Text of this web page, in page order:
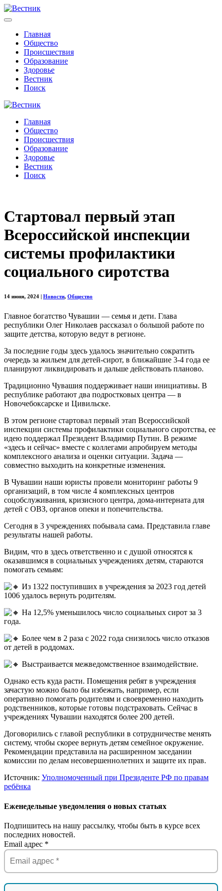
Главная
Общество
Происшествия
Образование
Здоровье
Вестник
Поиск
Главная
Общество
Происшествия
Образование
Здоровье
Вестник
Поиск
Стартовал первый этап
Всероссийской инспекции
системы профилактики
социального сиротства
14 июня, 2024 Новости, Общество
Главное богатство Чувашии — семья и дети. Глава
республики Олег Николаев рассказал о большой работе по
защите детства, которую ведут в регионе.
За последние годы здесь удалось значительно сократить
очередь за жильем для детей-сирот, в ближайшие 3-4 года ее
планируют ликвидировать и дальше действовать планово.
Традиционно Чувашия поддерживает наши инициативы. В
республике работают два подростковых центра — в
Новочебоксарске и Цивильске.
В этом регионе стартовал первый этап Всероссийской
инспекции системы профилактики социального сиротства, ее
идею поддержал Президент Владимир Путин. В режиме
«здесь и сейчас» вместе с коллегами апробируем методы
комплексного анализа и оценки ситуации. Задача —
совместно выходить на конкретные изменения.
В Чувашии наши юристы провели мониторинг работы 9
организаций, в том числе 4 комплексных центров
соцобслуживания, кризисного центра, дома-интерната для
детей с ОВЗ, органов опеки и попечительства.
Сегодня в 3 учреждениях побывала сама. Представила главе
результаты нашей работы.
Видим, что в здесь ответственно и с душой относятся к
оказавшимся в социальных учреждениях детям, стараются
помогать семьям:
Из 1322 поступивших в учреждения за 2023 год детей
1006 удалось вернуть родителям.
На 12,5% уменьшилось число социальных сирот за 3
года.
Более чем в 2 раза с 2022 года снизилось число отказов
от детей в роддомах.
Выстраивается межведомственное взаимодействие.
Однако есть куда расти. Помещения ребят в учреждения
зачастую можно было бы избежать, например, если
оперативно помогать родителям и своевременно находить
родственников, которые готовы подстраховать. Сейчас в
учреждениях Чувашии находятся более 200 детей.
Договорились с главой республики в сотрудничестве менять
систему, чтобы скорее вернуть детям семейное окружение.
Рекомендации представила на расширенном заседании
комиссии по делам несовершеннолетних и защите их прав.
Источник: Уполномоченный при Президенте РФ по правам
ребёнка
Еженедельные уведомления о новых статьях
Подпишитесь на нашу рассылку, чтобы быть в курсе всех
последних новостей.
Email адрес *